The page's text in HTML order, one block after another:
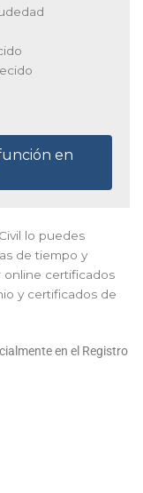
en
lo puedes
de tiempo y
online certificados
y certificados de
en el Registro